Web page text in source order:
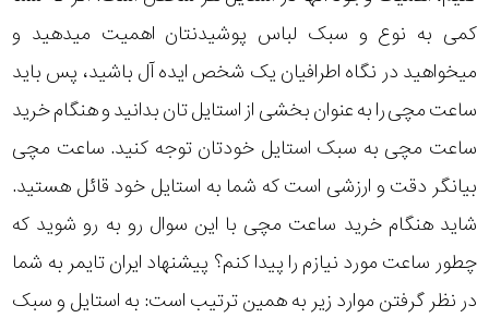
کمی به نوع و سبک لباس پوشیدنتان اهمیت میدهید و
میخواهید در نگاه اطرافیان یک شخص ایده آل باشید، پس باید
ساعت مچی را به عنوان بخشی از استایل تان بدانید و هنگام خرید
ساعت مچی به سبک استایل خودتان توجه کنید. ساعت مچی
بیانگر دقت و ارزشی است که شما به استایل خود قائل هستید.
شاید هنگام خرید ساعت مچی با این سوال رو به رو شوید که
چطور ساعت مورد نیازم را پیدا کنم؟ پیشنهاد ایران تایمر به شما
در نظر گرفتن موارد زیر به همین ترتیب است: به استایل و سبک